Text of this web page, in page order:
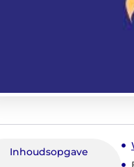
Inhoudsopgave